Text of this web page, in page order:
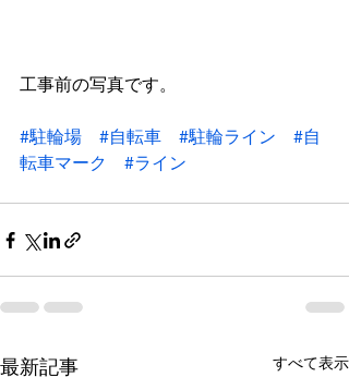
工事前の写真です。
#駐輪場 #自転車 #駐輪ライン
#自
転車マーク
#ライン
最新記事 すべて表示